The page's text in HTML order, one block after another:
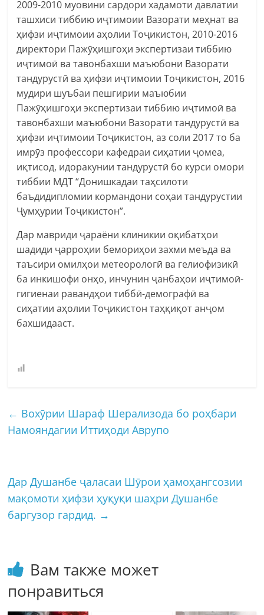
2009-2010 муовини сардори хадамоти давлатии
ташхиси тиббию иҷтимоии Вазорати меҳнат ва
ҳифзи иҷтимоии аҳолии Тоҷикистон, 2010-2016
директори Пажӯҳишгоҳи экспертизаи тиббию
иҷтимоӣ ва тавонбахши маъюбони Вазорати
тандурустӣ ва ҳифзи иҷтимоии Тоҷикистон, 2016
мудири шуъбаи пешгирии маъюбии
Пажӯҳишгоҳи экспертизаи тиббию иҷтимоӣ ва
тавонбахши маъюбони Вазорати тандурустӣ ва
ҳифзи иҷтимоии Тоҷикистон, аз соли 2017 то ба
имрӯз профессори кафедраи сиҳатии ҷомеа,
иқтисод, идоракунии тандурустӣ бо курси омори
тиббии МДТ “Донишкадаи таҳсилоти
баъдидипломии кормандони соҳаи тандурустии
Ҷумҳурии Тоҷикистон”.
Дар мавриди ҷараёни клиникии оқибатҳои
шадиди ҷарроҳии бемориҳои захми меъда ва
таъсири омилҳои метеорологӣ ва гелиофизикӣ
ба инкишофи онҳо, инчунин ҷанбаҳои иҷтимоӣ-
гигиенаи равандҳои тиббӣ-демографӣ ва
сиҳатии аҳолии Тоҷикистон таҳқиқот анҷом
бахшидааст.
← Вохӯрии Шараф Шерализода бо роҳбари
Намояндагии Иттиҳоди Аврупо
Дар Душанбе ҷаласаи Шӯрои ҳамоҳангсозии
мақомоти ҳифзи ҳуқуқи шаҳри Душанбе
баргузор гардид. →
Вам также может
понравиться